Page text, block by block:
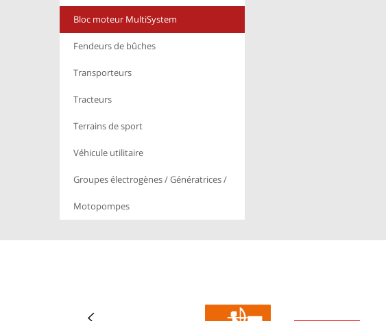
Bloc moteur MultiSystem
Fendeurs de bûches
Transporteurs
Tracteurs
Terrains de sport
Véhicule utilitaire
Groupes électrogènes / Génératrices /
Motopompes